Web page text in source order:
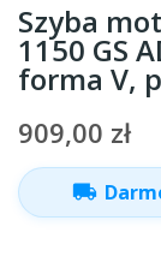
Szyba
1150 GS
forma V,
909,00 zł
local_shipping